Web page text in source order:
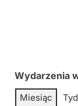
Wydarzenia
Miesiąc